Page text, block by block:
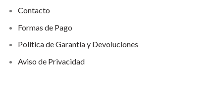
Contacto
Formas de Pago
Política de Garantía y Devoluciones
Aviso de Privacidad